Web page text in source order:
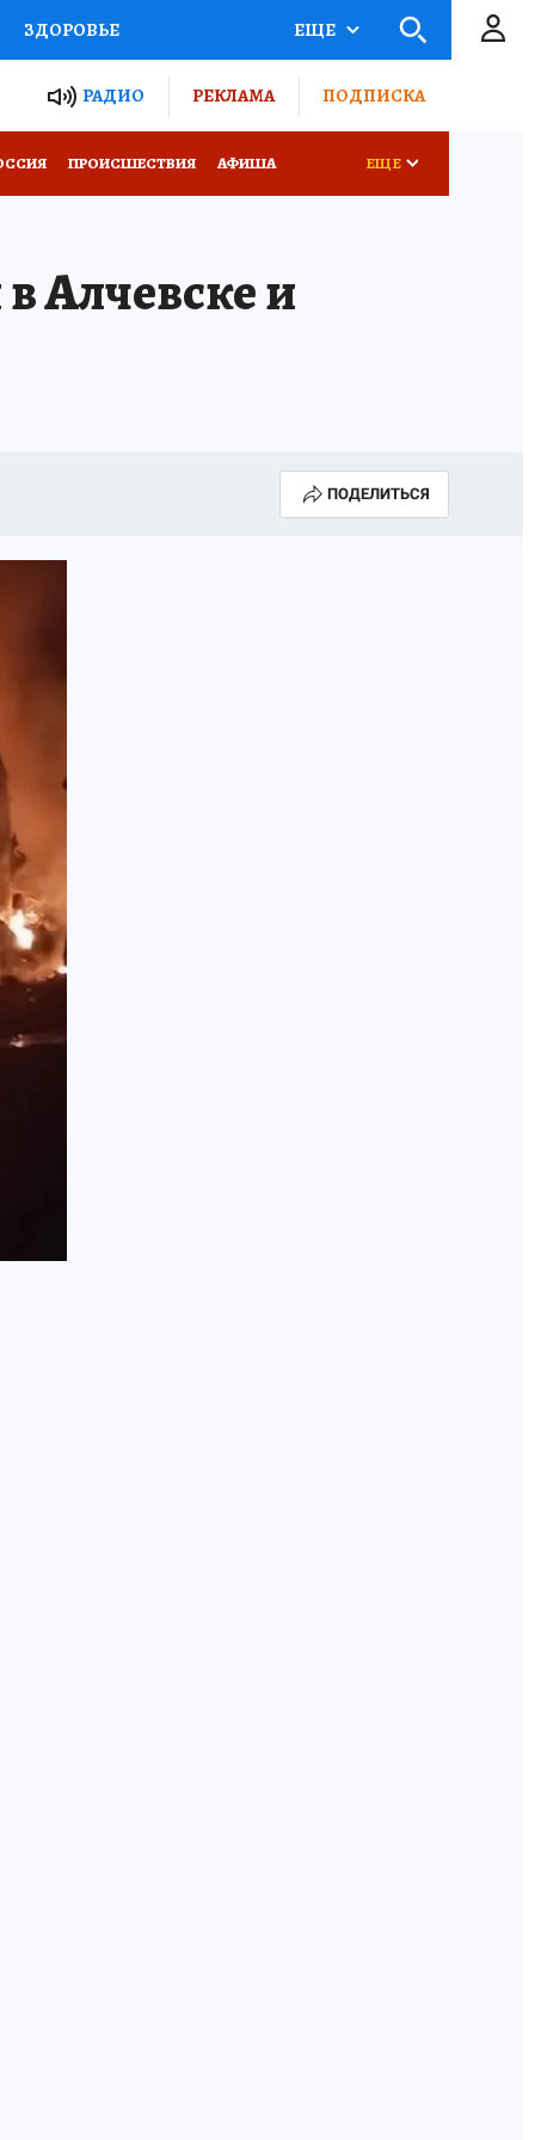
ЗДОРОВЬЕ
РОССИИ
ЕЩЕ
РАДИО РЕКЛАМА ПОДПИСКА
ПРОИСШЕСТВИЯ АФИША ЕЩЕ
Алчевске и
ПОДЕЛИТЬСЯ